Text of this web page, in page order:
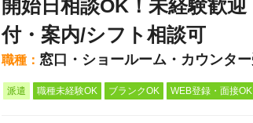
開始日相談OK！未経験歓
付・案内/シフト相談可
職種： 窓口・ショールーム・カウンタ
派遣 職種未経験OK ブランクOK WEB登録・面接OK